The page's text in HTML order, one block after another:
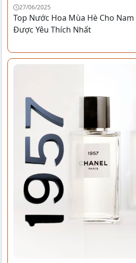
27/06/2025
Top Nước Hoa Mùa Hè Cho
Được Yêu Thích Nhất